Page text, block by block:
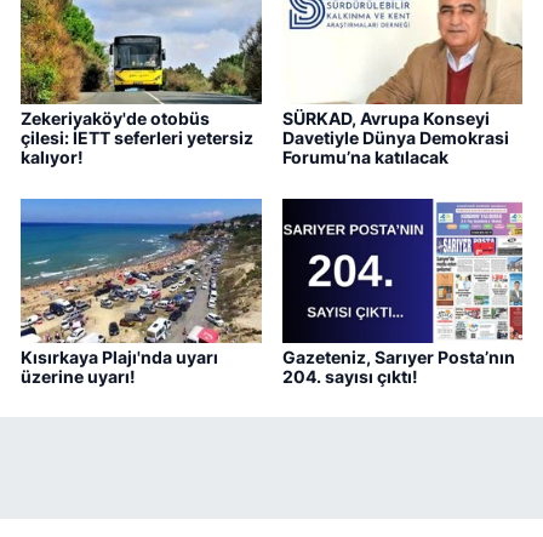
Zekeriyaköy'de otobüs
çilesi: İETT seferleri yetersiz
kalıyor!
SÜRKAD, Avrupa Konseyi
Davetiyle Dünya Demokrasi
Forumu’na katılacak
Kısırkaya Plajı'nda uyarı
üzerine uyarı!
Gazeteniz, Sarıyer Posta’nın
204. sayısı çıktı!